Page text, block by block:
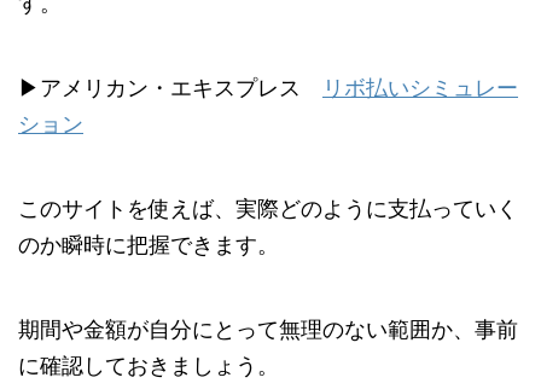
▶︎アメリカン・エキスプレス
リボ払いシミュレー
ション
このサイトを使えば、実際どのように支払っていく
のか瞬時に把握できます。
期間や金額が自分にとって無理のない範囲か、事前
に確認しておきましょう。